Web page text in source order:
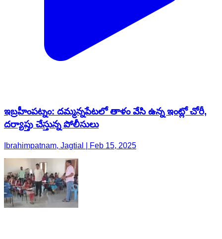
ఇబ్రహీంపట్నం: దమ్మన్నపేటలో తాళం వేసి ఉన్న ఇంట్లో చోరీ,
దర్యాప్తు చేస్తున్న పోలీసులు
Ibrahimpatnam, Jagtial | Feb 15, 2025